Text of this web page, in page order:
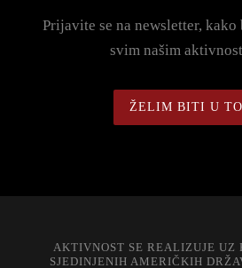
Prijavite se na newsletter,
svim našim
ŽELIM BITI U
AKTIVNOST SE REALIZUJE UZ
SJEDINJENIH AMERIČKIH